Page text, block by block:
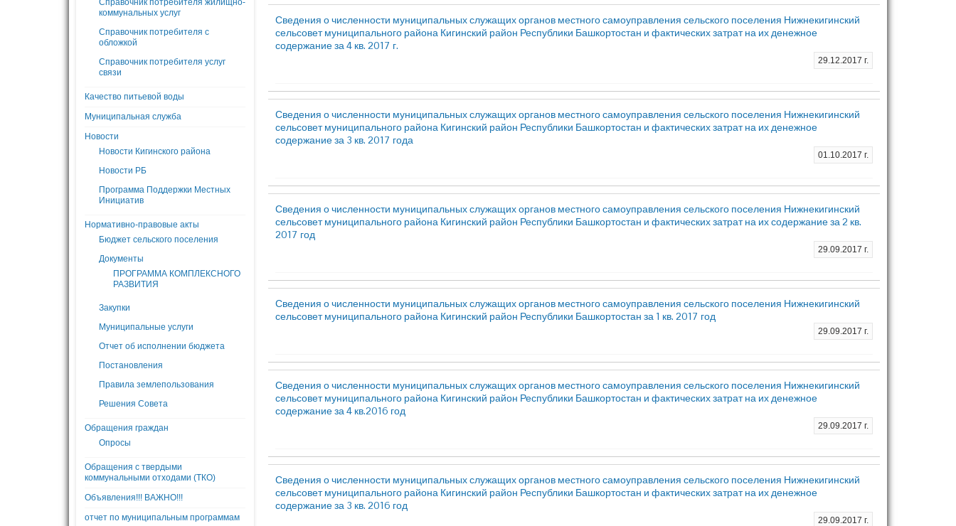
Справочник потребителя жилищно-
коммунальных услуг
Справочник потребителя с
обложкой
Справочник потребителя услуг
связи
Качество питьевой воды
Муниципальная служба
Новости
Новости Кигинского района
Новости РБ
Программа Поддержки Местных
Инициатив
Нормативно-правовые акты
Бюджет сельского поселения
Документы
ПРОГРАММА КОМПЛЕКСНОГО
РАЗВИТИЯ
Закупки
Муниципальные услуги
Отчет об исполнении бюджета
Постановления
Правила землепользования
Решения Совета
Обращения граждан
Опросы
Обращения с твердыми
коммунальными отходами (ТКО)
Объявления!!! ВАЖНО!!!
отчет по муниципальным программам
Сведения о численности муниципальных служащих органов местного самоуправления сельского поселения Нижнекигинский
сельсовет муниципального района Кигинский район Республики Башкортостан и фактических затрат на их денежное
содержание за 4 кв. 2017 г.
29.12.2017 г.
Сведения о численности муниципальных служащих органов местного самоуправления сельского поселения Нижнекигинский
сельсовет муниципального района Кигинский район Республики Башкортостан и фактических затрат на их денежное
содержание за 3 кв. 2017 года
01.10.2017 г.
Сведения о численности муниципальных служащих органов местного самоуправления сельского поселения Нижнекигинский
сельсовет муниципального района Кигинский район Республики Башкортостан и фактических затрат на их содержание за 2 кв.
2017 год
29.09.2017 г.
Сведения о численности муниципальных служащих органов местного самоуправления сельского поселения Нижнекигинский
сельсовет муниципального района Кигинский район Республики Башкортостан за 1 кв. 2017 год
29.09.2017 г.
Сведения о численности муниципальных служащих органов местного самоуправления сельского поселения Нижнекигинский
сельсовет муниципального района Кигинский район Республики Башкортостан и фактических затрат на их денежное
содержание за 4 кв.2016 год
29.09.2017 г.
Сведения о численности муниципальных служащих органов местного самоуправления сельского поселения Нижнекигинский
сельсовет муниципального района Кигинский район Республики Башкортостан и фактических затрат на их денежное
содержание за 3 кв. 2016 год
29.09.2017 г.